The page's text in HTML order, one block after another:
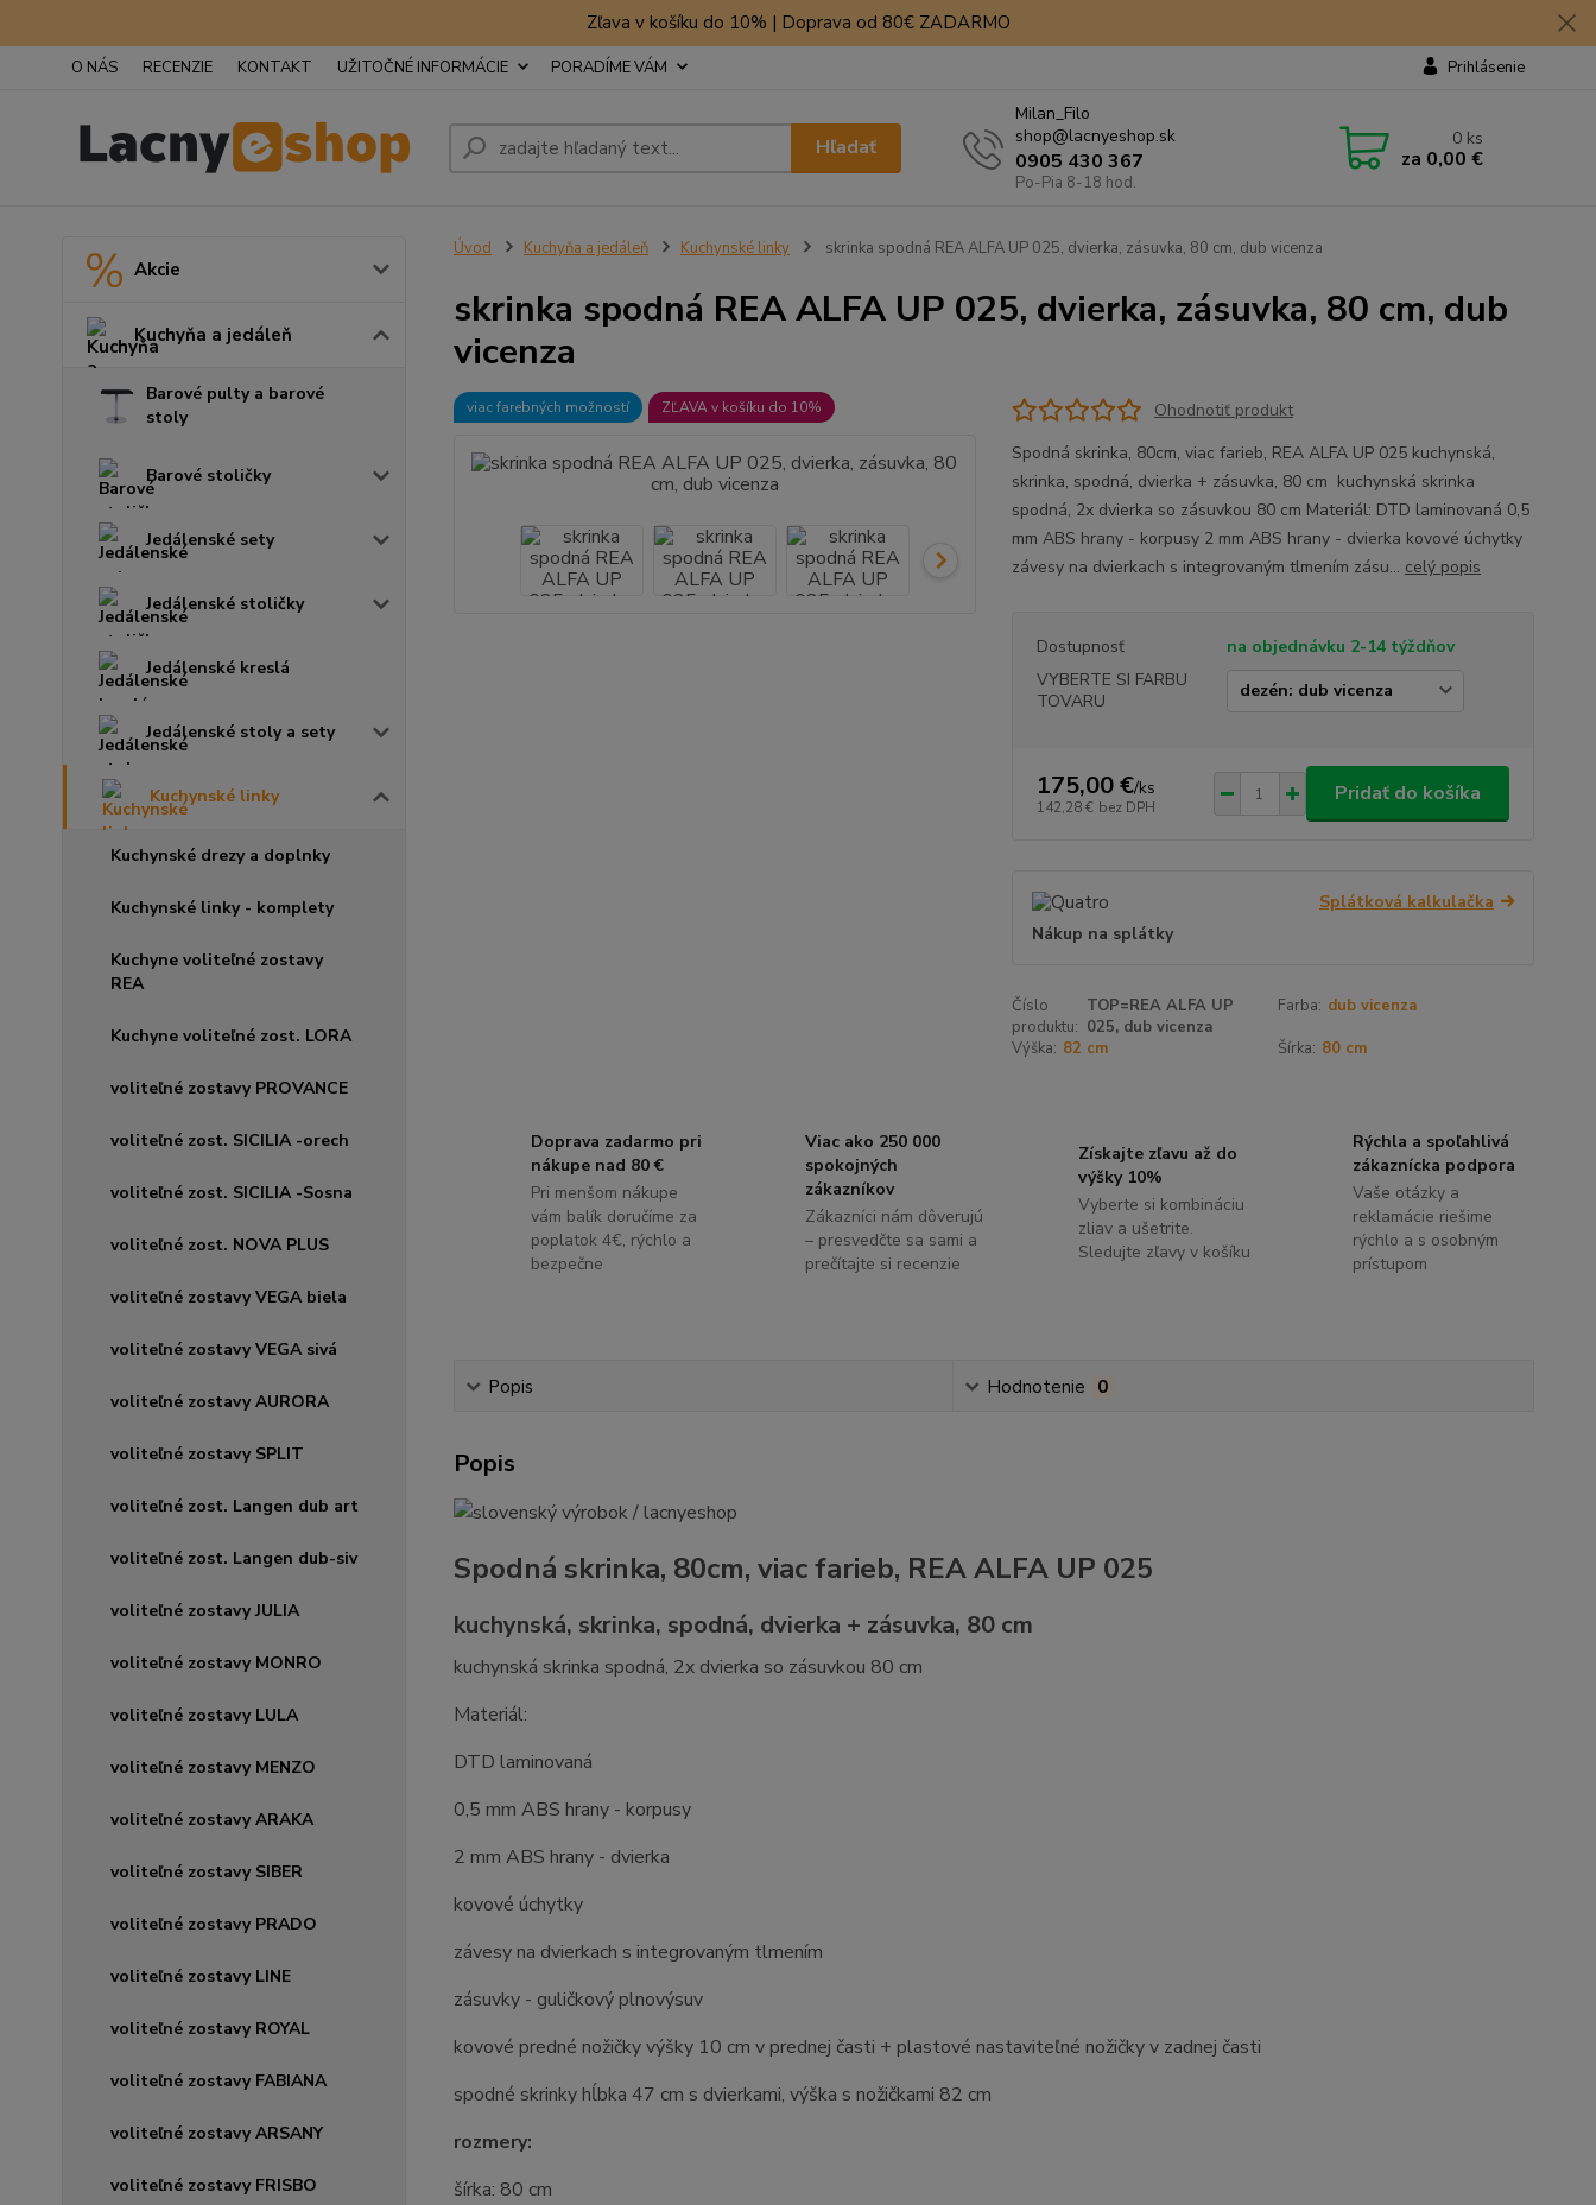
Zľava v košíku do 10% | Doprava od 80€ ZADARMO
O NÁS RECENZIE KONTAKT UŽITOČNÉ INFORMÁCIE PORADÍME VÁM Prihlásenie
Hľadať
Milan_Filo
shop@lacnyeshop.sk
0905 430 367
Po-Pia 8-18 hod.
0 ks
za 0,00 €
Akcie
Kuchyňa a jedáleň
Barové pulty a barové
stoly
Barové stoličky
Jedálenské sety
Jedálenské stoličky
Jedálenské kreslá
Jedálenské stoly a sety
Kuchynské linky
Kuchynské drezy a doplnky
Kuchynské linky - komplety
Kuchyne voliteľné zostavy
REA
Kuchyne voliteľné zost. LORA
voliteľné zostavy PROVANCE
voliteľné zost. SICILIA -orech
voliteľné zost. SICILIA -Sosna
voliteľné zost. NOVA PLUS
voliteľné zostavy VEGA biela
voliteľné zostavy VEGA sivá
voliteľné zostavy AURORA
voliteľné zostavy SPLIT
voliteľné zost. Langen dub art
voliteľné zost. Langen dub-siv
voliteľné zostavy JULIA
voliteľné zostavy MONRO
voliteľné zostavy LULA
voliteľné zostavy MENZO
voliteľné zostavy ARAKA
voliteľné zostavy SIBER
voliteľné zostavy PRADO
voliteľné zostavy LINE
voliteľné zostavy ROYAL
voliteľné zostavy FABIANA
voliteľné zostavy ARSANY
voliteľné zostavy FRISBO
Úvod Kuchyňa a jedáleň Kuchynské linky skrinka spodná REA ALFA UP 025, dvierka, zásuvka, 80 cm, dub vicenza
skrinka spodná REA ALFA UP 025, dvierka, zásuvka, 80 cm, dub
vicenza
viac farebných možností ZĽAVA v košíku do 10%
Ohodnotiť produkt
Spodná skrinka, 80cm, viac farieb, REA ALFA UP 025 kuchynská,
skrinka, spodná, dvierka + zásuvka, 80 cm kuchynská skrinka
spodná, 2x dvierka so zásuvkou 80 cm Materiál: DTD laminovaná 0,5
mm ABS hrany - korpusy 2 mm ABS hrany - dvierka kovové úchytky
závesy na dvierkach s integrovaným tlmením zásu... celý popis
Dostupnosť
na objednávku 2-14 týždňov
VYBERTE SI FARBU
TOVARU
175,00 €/ks
142,28 € bez DPH
Pridať do košíka
Splátková kalkulačka
Nákup na splátky
Číslo
produktu:
TOP=REA ALFA UP
025, dub vicenza
Farba: dub vicenza
Výška: 82 cm Šírka: 80 cm
Doprava zadarmo pri
nákupe nad 80 €
Pri menšom nákupe
vám balík doručíme za
poplatok 4€, rýchlo a
bezpečne
Viac ako 250 000
spokojných
zákazníkov
Zákazníci nám dôverujú
– presvedčte sa sami a
prečítajte si recenzie
Získajte zľavu až do
výšky 10%
Vyberte si kombináciu
zliav a ušetrite.
Sledujte zľavy v košíku
Rýchla a spoľahlivá
zákaznícka podpora
Vaše otázky a
reklamácie riešime
rýchlo a s osobným
prístupom
Popis Hodnotenie 0
Popis
Spodná skrinka, 80cm, viac farieb, REA ALFA UP 025
kuchynská, skrinka, spodná, dvierka + zásuvka, 80 cm
kuchynská skrinka spodná, 2x dvierka so zásuvkou 80 cm
Materiál:
DTD laminovaná
0,5 mm ABS hrany - korpusy
2 mm ABS hrany - dvierka
kovové úchytky
závesy na dvierkach s integrovaným tlmením
zásuvky - guličkový plnovýsuv
kovové predné nožičky výšky 10 cm v prednej časti + plastové nastaviteľné nožičky v zadnej časti
spodné skrinky hĺbka 47 cm s dvierkami, výška s nožičkami 82 cm
rozmery:
šírka: 80 cm